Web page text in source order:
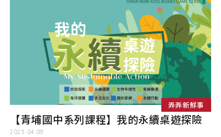
弄弄新鮮事
【青埔國中系列課程】我的永續桌遊探險
2025.04.09